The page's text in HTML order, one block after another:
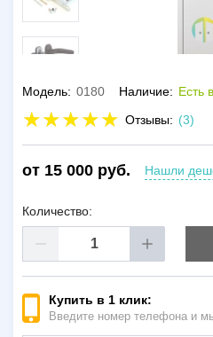
Модель: 0180 Наличие: Есть
Отзывы: (3)
от 15 000 руб. Нашли
Количество:
Купить в 1 клик:
Введите номер телефона и